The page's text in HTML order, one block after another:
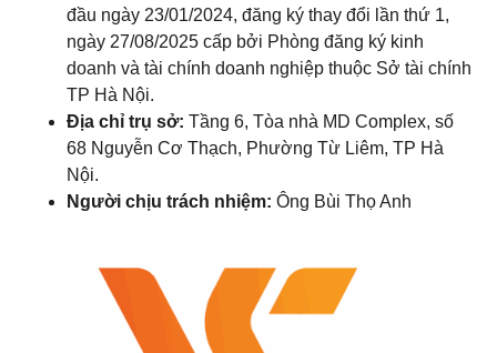
đầu ngày 23/01/2024, đăng ký thay đổi lần thứ 1,
ngày 27/08/2025 cấp bởi Phòng đăng ký kinh
doanh và tài chính doanh nghiệp thuộc Sở tài chính
TP Hà Nội.
Địa chỉ trụ sở: Tầng 6, Tòa nhà MD Complex, số
68 Nguyễn Cơ Thạch, Phường Từ Liêm, TP Hà
Nội.
Người chịu trách nhiệm: Ông Bùi Thọ Anh